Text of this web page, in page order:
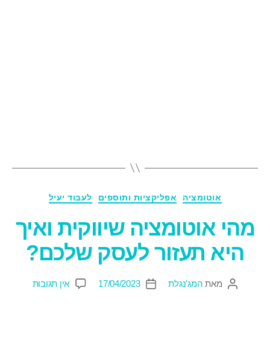
אוטומציה אפליקציות ותוספים לעבוד יעיל
מהי אוטומציה שיווקית ואיך
היא תעזור לעסק שלכם?
מאת המג'נגלת 17/04/2023 אין תגובות